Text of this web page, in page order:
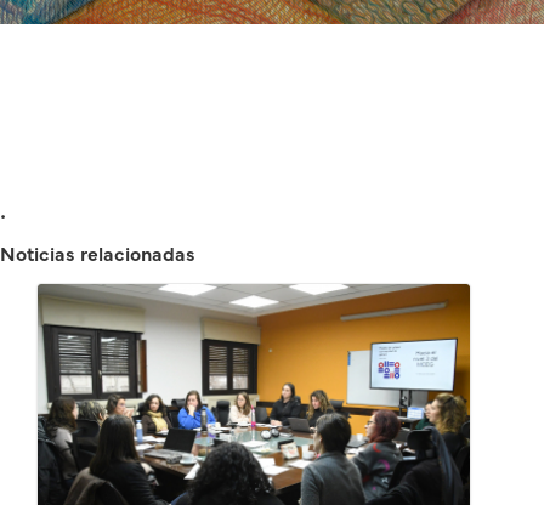
.
Noticias relacionadas